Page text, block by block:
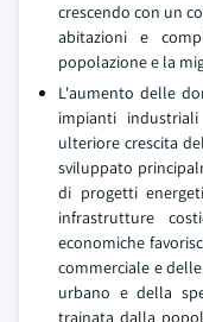
crescendo con un
abitazioni e
popolazione e la
L'aumento delle
impianti
ulteriore crescita
sviluppato
di progetti
infrastrutture
economiche
commerciale e
urbano e della
trainata dalla